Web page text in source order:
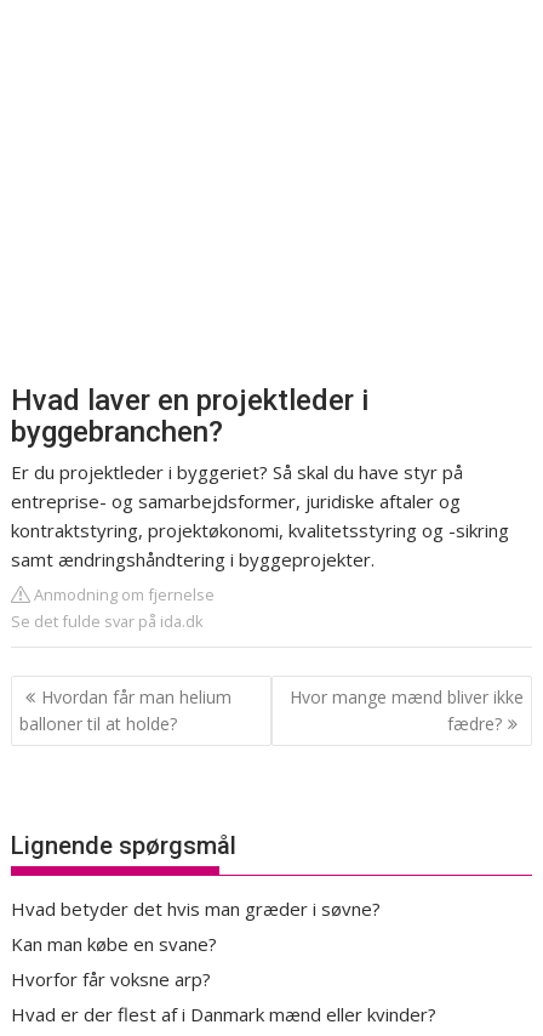
Hvad laver en projektleder i
byggebranchen?
Er du projektleder i byggeriet? Så skal du have styr på
entreprise- og samarbejdsformer, juridiske aftaler og
kontraktstyring, projektøkonomi, kvalitetsstyring og -sikring
samt ændringshåndtering i byggeprojekter.
Anmodning om fjernelse
Se det fulde svar på ida.dk
Indlægsnavigation
Hvordan får man helium
balloner til at holde?
Hvor mange mænd bliver ikke
fædre?
Lignende spørgsmål
Hvad betyder det hvis man græder i søvne?
Kan man købe en svane?
Hvorfor får voksne arp?
Hvad er der flest af i Danmark mænd eller kvinder?